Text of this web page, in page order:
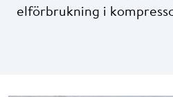
elförbrukning i